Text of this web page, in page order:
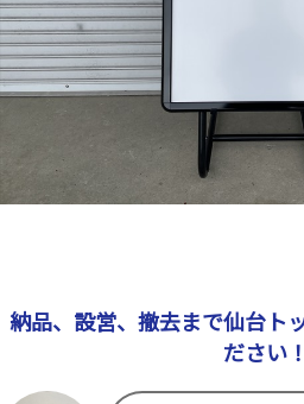
納品、設営、撤去まで仙台ト
ださい！